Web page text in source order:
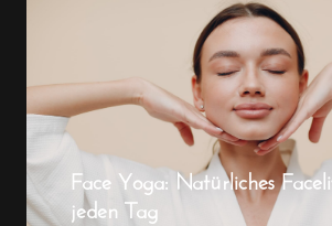
Face Yoga: Natürliches
jeden Tag